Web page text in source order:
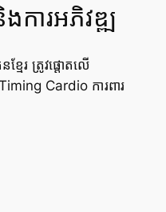
ការអភិវឌ្ឍ
មែរ ត្រូវផ្តោតលើ
Cardio ការពារ